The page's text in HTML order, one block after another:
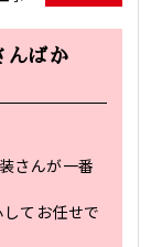
んばか
さんが一番
てお任せで